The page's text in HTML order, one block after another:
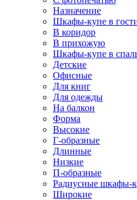
Назначение
Шкафы-купе в
В коридор
В прихожую
Шкафы-купе в
Детские
Офисные
Для книг
Для одежды
На балкон
Форма
Высокие
Г-образные
Длинные
Низкие
П-образные
Радиусные шкафы-
Широкие